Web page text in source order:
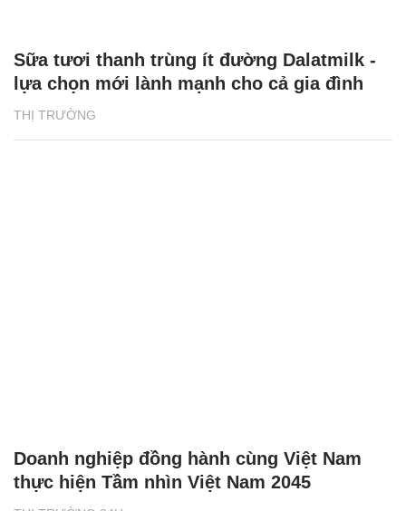
THỊ TRƯỜNG
Sữa tươi thanh trùng ít đường Dalatmilk -
lựa chọn mới lành mạnh cho cả gia đình
Doanh nghiệp đồng hành cùng Việt Nam
thực hiện Tầm nhìn Việt Nam 2045